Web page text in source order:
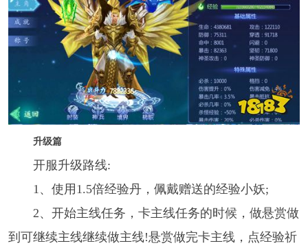
升级篇
开服升级路线:
1、使用1.5倍经验丹，佩戴赠送的经验小妖;
2、开始主线任务，卡主线任务的时候，做悬赏做
到可继续主线继续做主线!悬赏做完卡主线，点经验祈